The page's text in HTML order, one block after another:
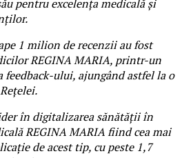
pentru excelența medicală și
1 milion de recenzii au fost
REGINA MARIA, printr-un
feedback-ului, ajungând astfel la o
în digitalizarea sănătății în
REGINA MARIA fiind cea mai
de acest tip, cu peste 1,7